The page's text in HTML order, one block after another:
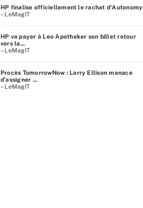
HP finalise officiellement le rachat d'Autonomy
– LeMagIT
HP va payer à Leo Apotheker son billet retour
vers la...
– LeMagIT
Procès TomorrowNow : Larry Ellison menace
d'assigner ...
– LeMagIT